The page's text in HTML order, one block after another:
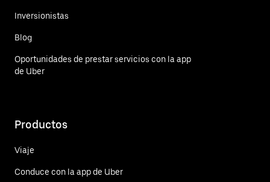
Inversionistas
Blog
Oportunidades de prestar servicios con la app
de Uber
Productos
Viaje
Conduce con la app de Uber